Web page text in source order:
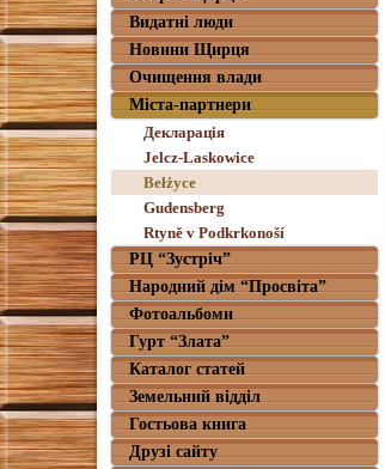
Видатні люди
Новини Щирця
Очищення влади
Міста-партнери
Декларація
Jelcz-Laskowice
Bełżyce
Gudensberg
Rtyně v Podkrkonoší
РЦ “Зустріч”
Народний дім “Просвіта”
Фотоальбоми
Гурт “Злата”
Каталог статей
Земельний відділ
Гостьова книга
Друзі сайту